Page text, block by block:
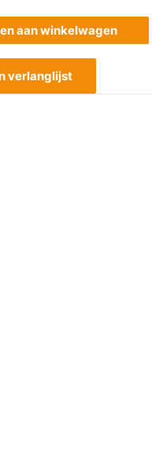
aan winkelwagen
verlanglijst